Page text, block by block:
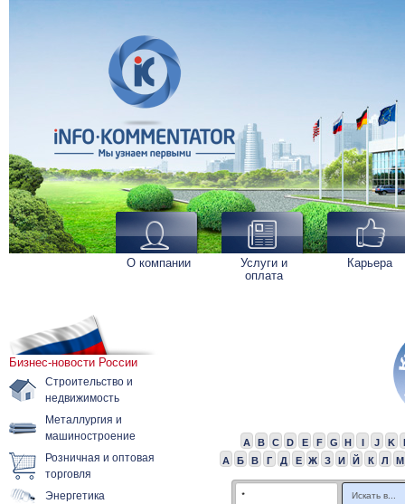
О компании
Услуги и
оплата
Карьера
Бизнес-новости России
Строительство и
недвижимость
Металлургия и
машиностроение
Розничная и оптовая
торговля
Энергетика
A B C D E F G H I J K
А
Б В Г Д Е Ж З И Й К Л М